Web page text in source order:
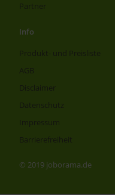
Partner
Info
Produkt- und Preisliste
AGB
Disclaimer
Datenschutz
Impressum
Barrierefreiheit
© 2019 joborama.de